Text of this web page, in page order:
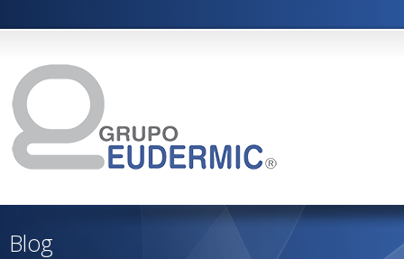
Blog